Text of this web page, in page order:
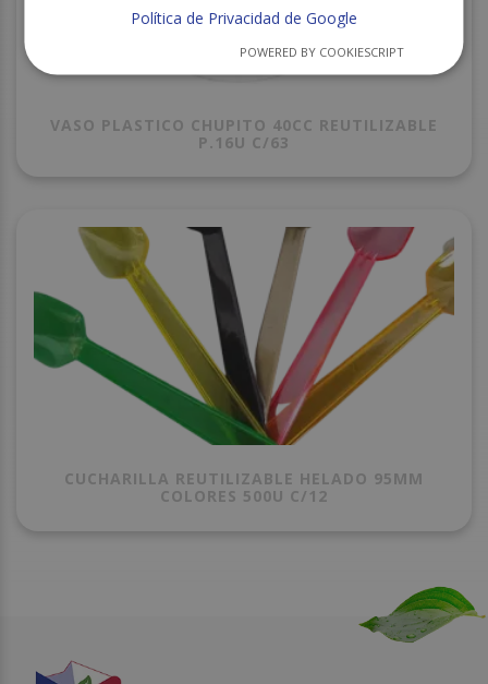
VASO PLASTICO CHUPITO 40CC REUTILIZABLE
P.16U C/63
CUCHARILLA REUTILIZABLE HELADO 95MM
COLORES 500U C/12
Política de Privacidad de Google
POWERED BY COOKIESCRIPT